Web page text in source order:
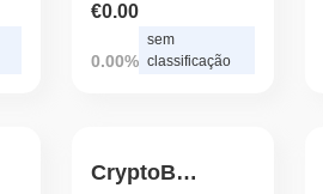
€0.00
0.00%
sem
classificação
CryptoBunnyClub